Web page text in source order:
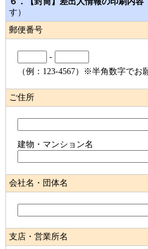
す）
郵便番号
-
（例：123-4567）※半角数字でお
ご住所
建物・マンション名
会社名・団体名
支店・営業所名